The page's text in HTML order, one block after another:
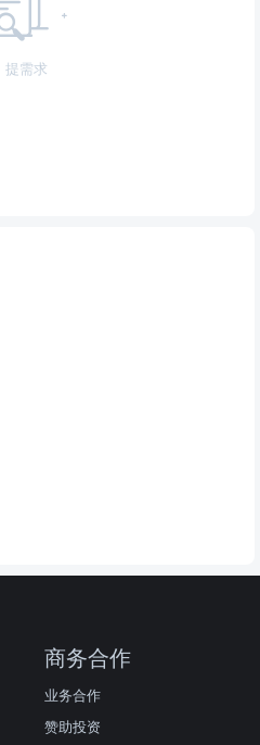
提需求
商务合作
业务合作
赞助投资